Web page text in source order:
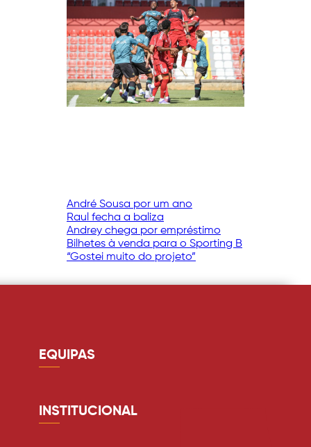
André Sousa por um ano
Raul fecha a baliza
Andrey chega por empréstimo
Bilhetes à venda para o Sporting B
“Gostei muito do projeto”
EQUIPAS
Defesa
INSTITUCIONAL